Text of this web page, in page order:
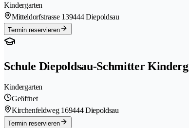
Kindergarten
Mitteldorfstrasse 139444 Diepoldsau
Termin reservieren
Schule Diepoldsau-Schmitter
Kindergarten
Geöffnet
Kirchenfeldweg 169444 Diepoldsau
Termin reservieren